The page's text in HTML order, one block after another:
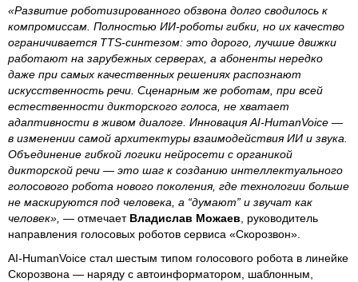
«Развитие роботизированного обзвона долго сводилось к
компромиссам. Полностью ИИ-роботы гибки, но их качество
ограничивается TTS-синтезом: это дорого, лучшие движки
работают на зарубежных серверах, а абоненты нередко
даже при самых качественных решениях распознают
искусственность речи. Сценарным же роботам, при всей
естественности дикторского голоса, не хватает
адаптивности в живом диалоге. Инновация AI-HumanVoice —
в изменении самой архитектуры взаимодействия ИИ и звука.
Объединение гибкой логики нейросети с органикой
дикторской речи — это шаг к созданию интеллектуального
голосового робота нового поколения, где технологии больше
не маскируются под человека, а “думают” и звучат как
человек», — отмечаетВладислав Можаев , руководитель
направления голосовых роботов сервиса «Скорозвон».
AI-HumanVoice стал шестым типом голосового робота в линейке
Скорозвона — наряду с автоинформатором, шаблонным,